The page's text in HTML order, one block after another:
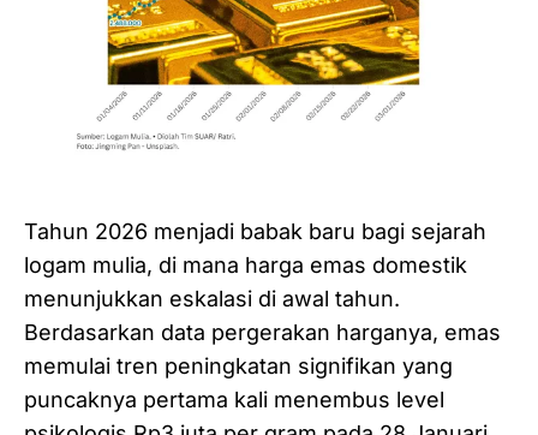
Tahun 2026 menjadi babak baru bagi sejarah
logam mulia, di mana harga emas domestik
menunjukkan eskalasi di awal tahun.
Berdasarkan data pergerakan harganya, emas
memulai tren peningkatan signifikan yang
puncaknya pertama kali menembus level